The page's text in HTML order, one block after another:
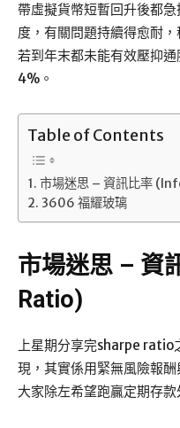
帶虛擬貨幣短暫回升後都
度，有關問題持續得愈耐
若到年末都未能有效壓抑
4%。
Table of Contents
市場迷思 – 資訊比率
3606 福耀玻璃
市場迷思 – 資
Ratio)
上星期分享完sharpe ratio
現，其實係用緊無風險報
大家除左希望跑贏定期存